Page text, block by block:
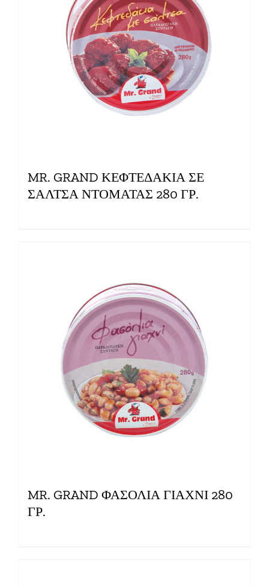
MR. GRAND ΚΕΦΤΕΔΑΚΙΑ ΣΕ
ΣΑΛΤΣΑ ΝΤΟΜΑΤΑΣ 280 ΓΡ.
MR. GRAND ΦΑΣΟΛΙΑ ΓΙΑΧΝΙ 280
ΓΡ.